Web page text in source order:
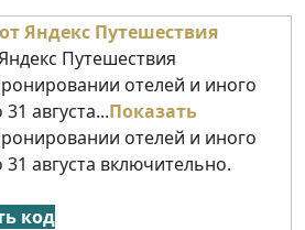
Путешествия
отелей и иного
августа...Показать
отелей и иного
августа включительно.
код